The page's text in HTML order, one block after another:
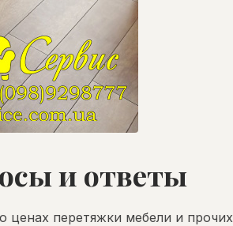
и ответы
ценах перетяжки мебели и прочих